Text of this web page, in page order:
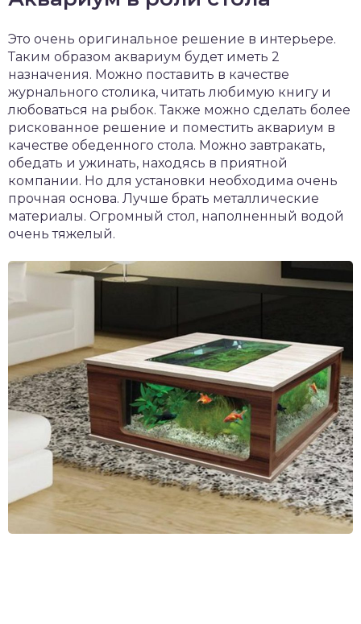
Это очень оригинальное решение в интерьере.
Таким образом аквариум будет иметь 2
назначения. Можно поставить в качестве
журнального столика, читать любимую книгу и
любоваться на рыбок. Также можно сделать более
рискованное решение и поместить аквариум в
качестве обеденного стола. Можно завтракать,
обедать и ужинать, находясь в приятной
компании. Но для установки необходима очень
прочная основа. Лучше брать металлические
материалы. Огромный стол, наполненный водой
очень тяжелый.